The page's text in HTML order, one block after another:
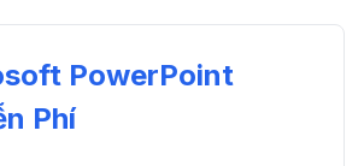
PowerPoint
Phí